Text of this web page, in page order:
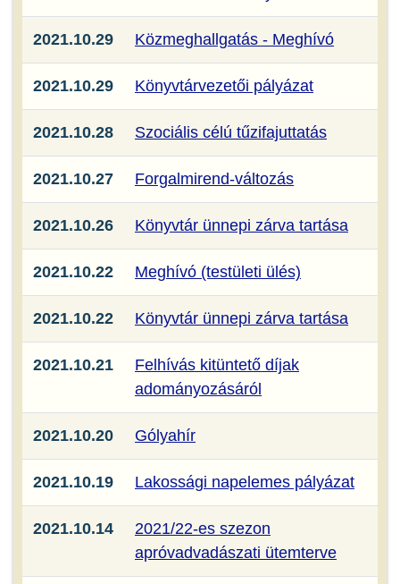
2021.10.29 Közmeghallgatás - Meghívó
2021.10.29 Könyvtárvezetői pályázat
2021.10.28 Szociális célú tűzifajuttatás
2021.10.27 Forgalmirend-változás
2021.10.26 Könyvtár ünnepi zárva tartása
2021.10.22 Meghívó (testületi ülés)
2021.10.22 Könyvtár ünnepi zárva tartása
2021.10.21
Felhívás kitüntető díjak
adományozásáról
2021.10.20 Gólyahír
2021.10.19 Lakossági napelemes pályázat
2021.10.14
2021/22-es szezon
apróvadvadászati ütemterve